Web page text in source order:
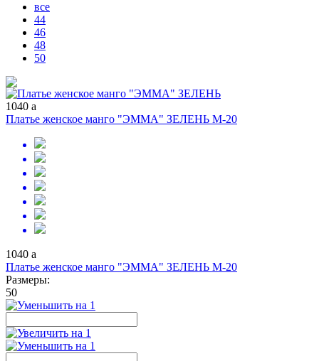
все
44
46
48
50
1040 a
Платье женское манго "ЭММА" ЗЕЛЕНЬ М-20
1040 a
Платье женское манго "ЭММА" ЗЕЛЕНЬ М-20
Размеры:
50